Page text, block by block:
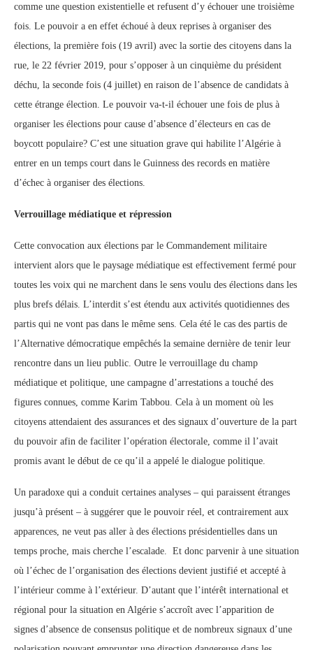
comme une question existentielle et refusent d’y échouer une troisième
fois. Le pouvoir a en effet échoué à deux reprises à organiser des
élections, la première fois (19 avril) avec la sortie des citoyens dans la
rue, le 22 février 2019, pour s’opposer à un cinquième du président
déchu, la seconde fois (4 juillet) en raison de l’absence de candidats à
cette étrange élection. Le pouvoir va-t-il échouer une fois de plus à
organiser les élections pour cause d’absence d’électeurs en cas de
boycott populaire? C’est une situation grave qui habilite l’Algérie à
entrer en un temps court dans le Guinness des records en matière
d’échec à organiser des élections.
Verrouillage médiatique et répression
Cette convocation aux élections par le Commandement militaire
intervient alors que le paysage médiatique est effectivement fermé pour
toutes les voix qui ne marchent dans le sens voulu des élections dans les
plus brefs délais. L’interdit s’est étendu aux activités quotidiennes des
partis qui ne vont pas dans le même sens. Cela été le cas des partis de
l’Alternative démocratique empêchés la semaine dernière de tenir leur
rencontre dans un lieu public. Outre le verrouillage du champ
médiatique et politique, une campagne d’arrestations a touché des
figures connues, comme Karim Tabbou. Cela à un moment où les
citoyens attendaient des assurances et des signaux d’ouverture de la part
du pouvoir afin de faciliter l’opération électorale, comme il l’avait
promis avant le début de ce qu’il a appelé le dialogue politique.
Un paradoxe qui a conduit certaines analyses – qui paraissent étranges
jusqu’à présent – à suggérer que le pouvoir réel, et contrairement aux
apparences, ne veut pas aller à des élections présidentielles dans un
temps proche, mais cherche l’escalade. Et donc parvenir à une situation
où l’échec de l’organisation des élections devient justifié et accepté à
l’intérieur comme à l’extérieur. D’autant que l’intérêt international et
régional pour la situation en Algérie s’accroît avec l’apparition de
signes d’absence de consensus politique et de nombreux signaux d’une